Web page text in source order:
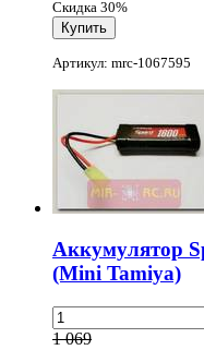
Скидка 30%
Артикул: mrc-1067595
Аккумулятор
(Mini Tamiya)
1 069